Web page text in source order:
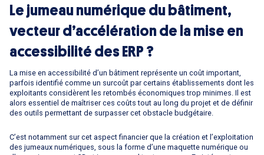
Le jumeau numérique du bâtiment,
vecteur d’accélération de la mise en
accessibilité des ERP ?
La mise en accessibilité d’un bâtiment représente un coût important,
parfois identifié comme un surcoût par certains établissements dont les
exploitants considèrent les retombés économiques trop minimes. Il est
alors essentiel de maîtriser ces coûts tout au long du projet et de définir
des outils permettant de surpasser cet obstacle budgétaire.
C’est notamment sur cet aspect financier que la création et l’exploitation
des jumeaux numériques, sous la forme d’une maquette numérique ou